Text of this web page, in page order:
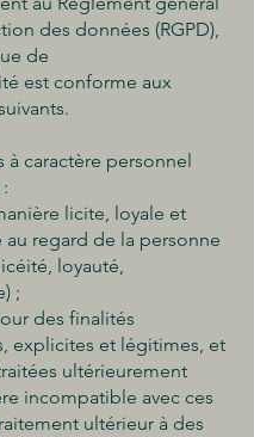
des données (RGPD),
de
est conforme aux
à caractère personnel
licite, loyale et
au regard de la personne
loyauté,
;
des finalités
explicites et légitimes, et
ultérieurement
incompatible avec ces
ultérieur à des